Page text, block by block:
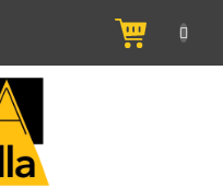
NÁKUPNÍ
KOŠÍK